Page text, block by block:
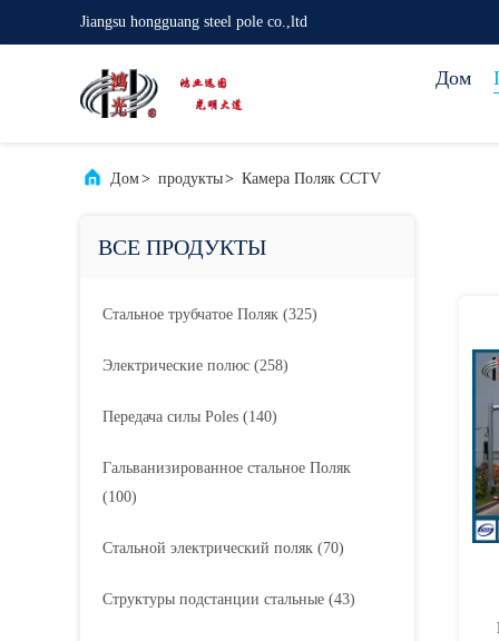
Jiangsu hongguang steel pole co.,ltd
Дом
Дом> продукты> Камера Поляк CCTV
ВСЕ ПРОДУКТЫ
Стальное трубчатое Поляк (325)
Электрические полюс (258)
Передача силы Poles (140)
Гальванизированное стальное Поляк
(100)
Стальной электрический поляк (70)
Структуры подстанции стальные (43)